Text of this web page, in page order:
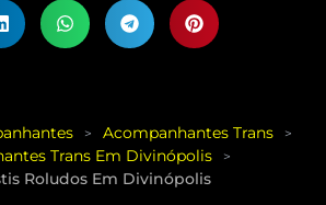
> Acompanhantes Trans >
Trans Em Divinópolis >
Roludos Em Divinópolis